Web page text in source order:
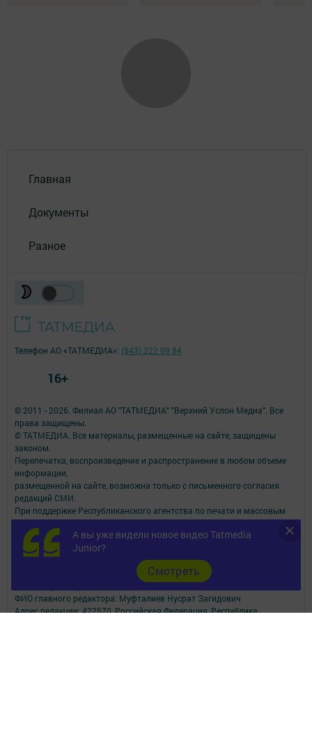
Главная
Документы
Разное
А вы уже видели новое видео Tatmedia
Junior?
Cмотреть
© 2011 - 2026. Филиал АО "ТАТМЕДИА" "Верхний Услон Медиа". Все
права защищены.
© ТАТМЕДИА. Все материалы, размещенные на сайте, защищены
законом.
Перепечатка, воспроизведение и распространение в любом объеме
информации,
размещенной на сайте, возможна только с письменного согласия
редакций СМИ.
При поддержке Республиканского агентства по печати и массовым
коммуникациям.
Наименование СМИ: Волжская новь
СМИ зарегистрировано Федеральной службой по надзору в сфере
связи,
информационных технологий и массовых коммуникаций
запись о регистрации СМИ ЭЛ № ФС 77 - 90167 от 07.10.2025
ФИО главного редактора: Муфталиев Нусрат Загидович
Адрес редакции: 422570, Российская Федерация, Республика
Телефон АО «ТАТМЕДИА»: (843) 222 09 84
16+